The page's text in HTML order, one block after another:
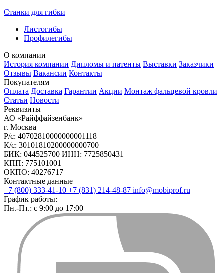
Станки для гибки
Листогибы
Профилегибы
О компании
История компании Дипломы и патенты Выставки Заказчики
Отзывы Вакансии Контакты
Покупателям
Оплата Доставка Гарантии Акции Монтаж фальцевой кровли
Статьи Новости
Реквизиты
АО «Райффайзенбанк»
г. Москва
Р/с: 40702810000000001118
К/с: 30101810200000000700
БИК: 044525700 ИНН: 7725850431
КПП: 775101001
ОКПО: 40276717
Контактные данные
+7 (800) 333-41-10 +7 (831) 214-48-87 info@mobiprof.ru
График работы:
Пн.-Пт.: с 9:00 до 17:00